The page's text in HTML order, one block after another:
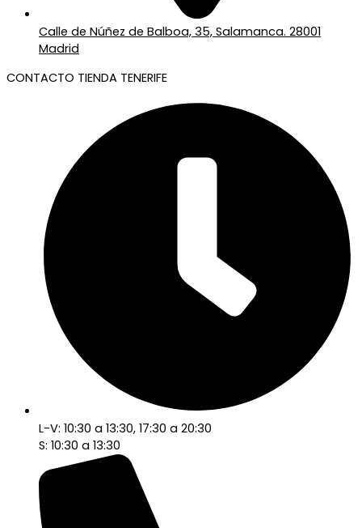
Calle de Núñez de Balboa, 35, Salamanca. 28001
Madrid
CONTACTO TIENDA TENERIFE
L-V: 10:30 a 13:30, 17:30 a 20:30
S: 10:30 a 13:30